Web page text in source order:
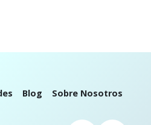
Blog Sobre Nosotros